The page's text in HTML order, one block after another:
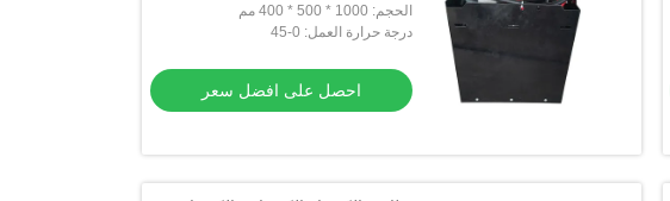
الحجم: 1000 * 500 * 400 مم
درجة حرارة العمل: 0-45
احصل على افضل سعر